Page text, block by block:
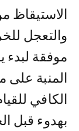
الاستيقاظ
والتعجل
موفقة
المنبة
الكافي
بهدوء قبل